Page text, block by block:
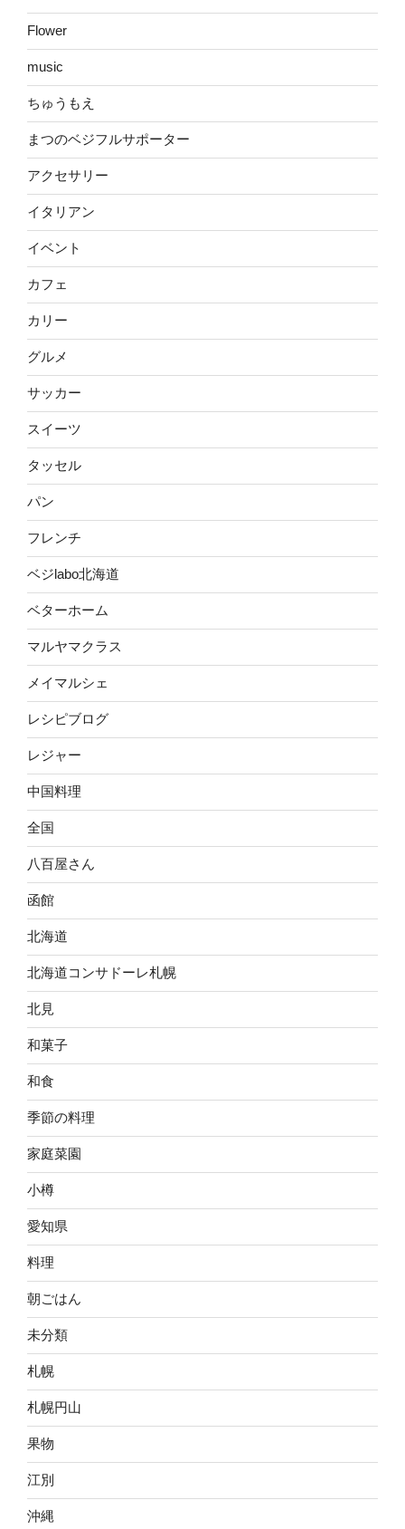
Flower
music
ちゅうもえ
まつのベジフルサポーター
アクセサリー
イタリアン
イベント
カフェ
カリー
グルメ
サッカー
スイーツ
タッセル
パン
フレンチ
ベジlabo北海道
ベターホーム
マルヤマクラス
メイマルシェ
レシピブログ
レジャー
中国料理
全国
八百屋さん
函館
北海道
北海道コンサドーレ札幌
北見
和菓子
和食
季節の料理
家庭菜園
小樽
愛知県
料理
朝ごはん
未分類
札幌
札幌円山
果物
江別
沖縄